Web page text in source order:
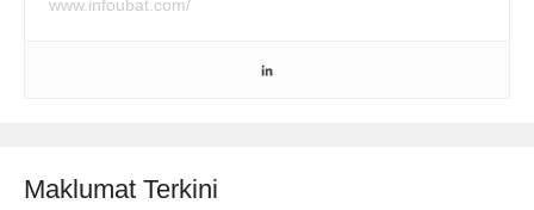
www.infoubat.com/
Maklumat Terkini